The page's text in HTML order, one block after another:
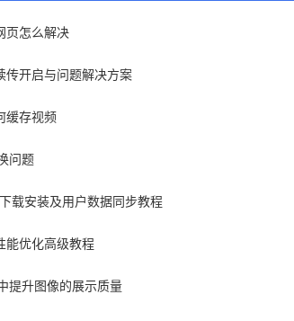
页怎么解决
传开启与问题解决方案
缓存视频
问题
载安装及用户数据同步教程
能优化高级教程
提升图像的展示质量